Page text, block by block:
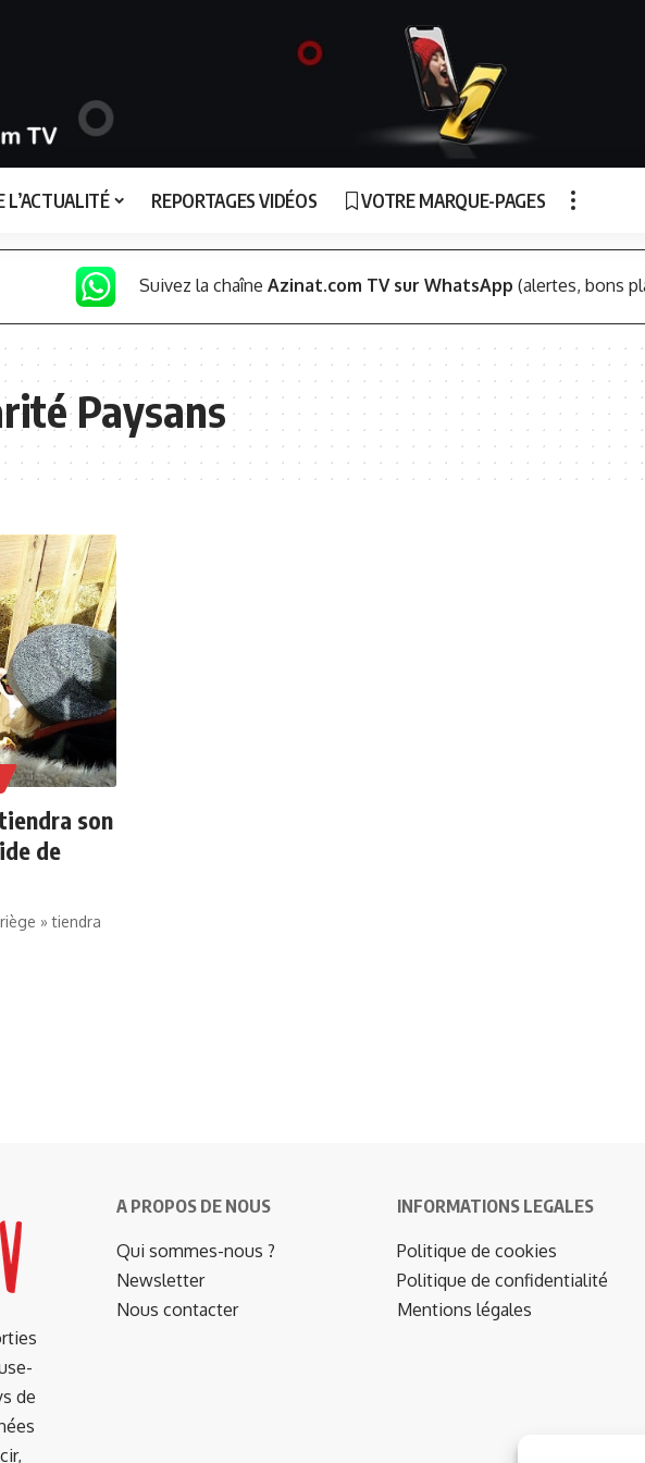
L’ACTUALITÉ REPORTAGES VIDÉOS VOTRE MARQUE-PAGES
Suivez la chaîne Azinat.com TV sur WhatsApp (alertes, bons
Paysans
son
de
» tiendra
de
A PROPOS DE NOUS
Qui sommes-nous ?
Newsletter
Nous contacter
INFORMATIONS LEGALES
Politique de cookies
Politique de confidentialité
Mentions légales